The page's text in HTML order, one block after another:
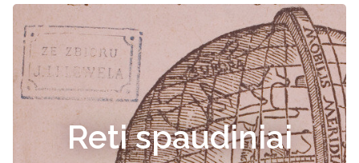
Reti spaudiniai